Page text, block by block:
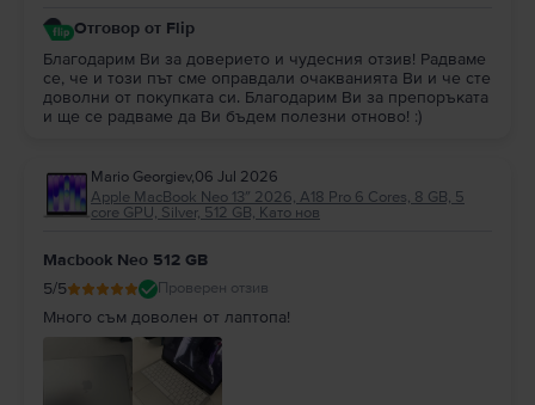
Отговор от Flip
Благодарим Ви за доверието и чудесния отзив! Радваме
се, че и този път сме оправдали очакванията Ви и че сте
доволни от покупката си. Благодарим Ви за препоръката
и ще се радваме да Ви бъдем полезни отново! :)
Mario Georgiev,06 Jul 2026
Apple MacBook Neo 13″ 2026, A18 Pro 6 Cores, 8 GB, 5
core GPU, Silver, 512 GB, Като нов
Macbook Neo 512 GB
5/5 Проверен отзив
Много съм доволен от лаптопа!